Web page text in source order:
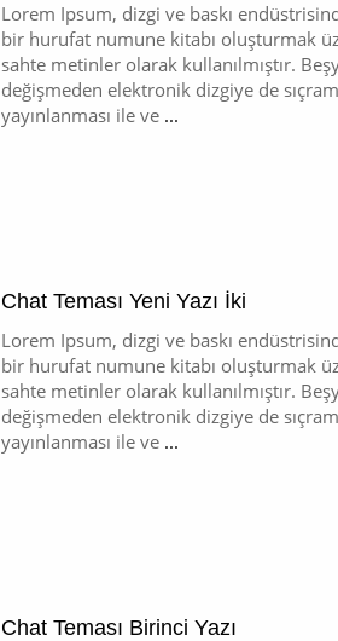
Lorem Ipsum, dizgi ve baskı
bir hurufat numune kitabı oluşturmak
sahte metinler olarak kullanılmıştır.
değişmeden elektronik dizgiye de
yayınlanması ile ve ...
Chat Teması Yeni Yazı İki
Lorem Ipsum, dizgi ve baskı
bir hurufat numune kitabı oluşturmak
sahte metinler olarak kullanılmıştır.
değişmeden elektronik dizgiye de
yayınlanması ile ve ...
Chat Teması Birinci Yazı